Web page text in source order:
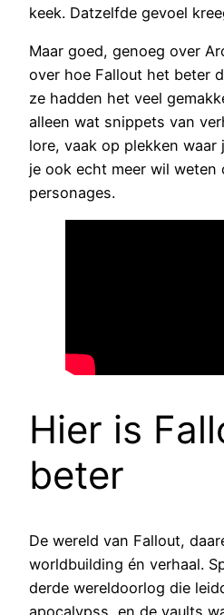
keek. Datzelfde gevoel
Maar goed, genoeg over
over hoe Fallout het beter
ze hadden het veel
alleen wat snippets van
lore, vaak op plekken waar
je ook echt meer wil weten
personages.
Hier is
beter
De wereld van Fallout,
worldbuilding én verhaal.
derde wereldoorlog die